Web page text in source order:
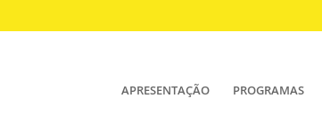
APRESENTAÇÃO PROGRAMAS